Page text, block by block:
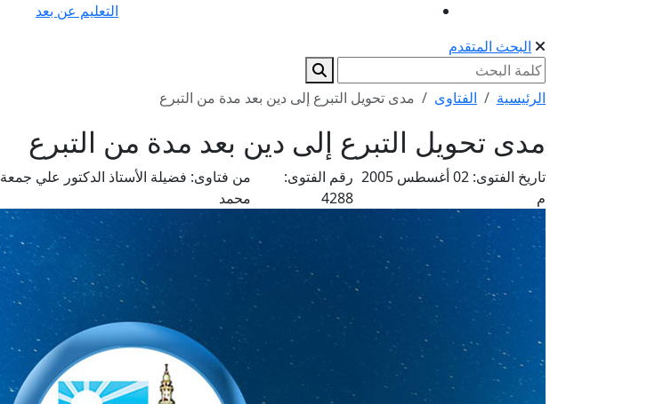
التعليم عن بعد
البحث المتقدم
الرئيسية الفتاوى مدى تحويل التبرع إلى دين بعد مدة من التبرع
مدى تحويل التبرع إلى دين بعد مدة من التبرع
تاريخ الفتوى:
02 أغسطس 2005
م
رقم الفتوى:
4288
من فتاوى: فضيلة الأستاذ الدكتور علي جمعة
محمد